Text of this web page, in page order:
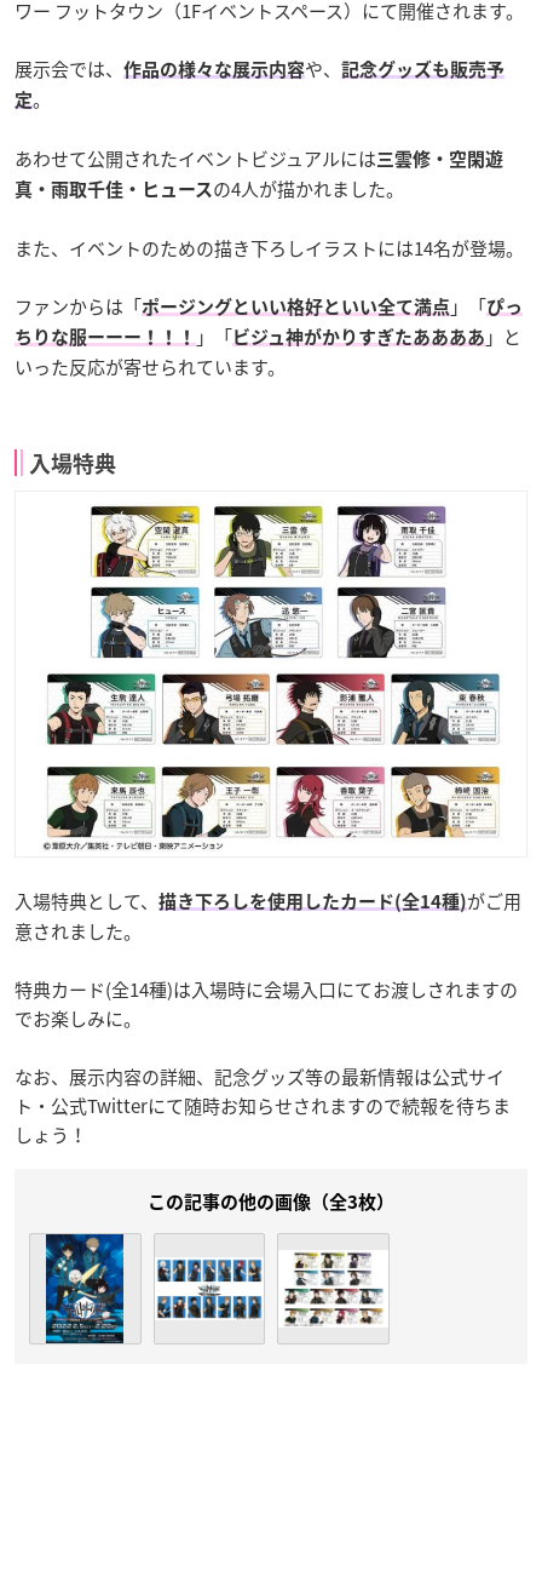
ワー フットタウン（1Fイベントスペース）にて開催されます。
展示会では、 作品の様々な展示内容や、
記念グッズも販売予
定。
あわせて公開されたイベントビジュアルには三雲修・空閑遊
真・雨取千佳・ヒュース の4人が描かれました。
また、イベントのための描き下ろしイラストには14名が登場。
ファンからは「ポージングといい格好といい全て満点 」「ぴっ
ちりな服ーーー！！！
」「 ビジュ神がかりすぎたああああ 」と
いった反応が寄せられています。
入場特典
入場特典として、 描き下ろしを使用したカード(全14種)がご用
意されました。
特典カード(全14種)は入場時に会場入口にてお渡しされますの
でお楽しみに。
なお、展示内容の詳細、記念グッズ等の最新情報は公式サイ
ト・公式Twitterにて随時お知らせされますので続報を待ちま
しょう！
この記事の他の画像（全3枚）